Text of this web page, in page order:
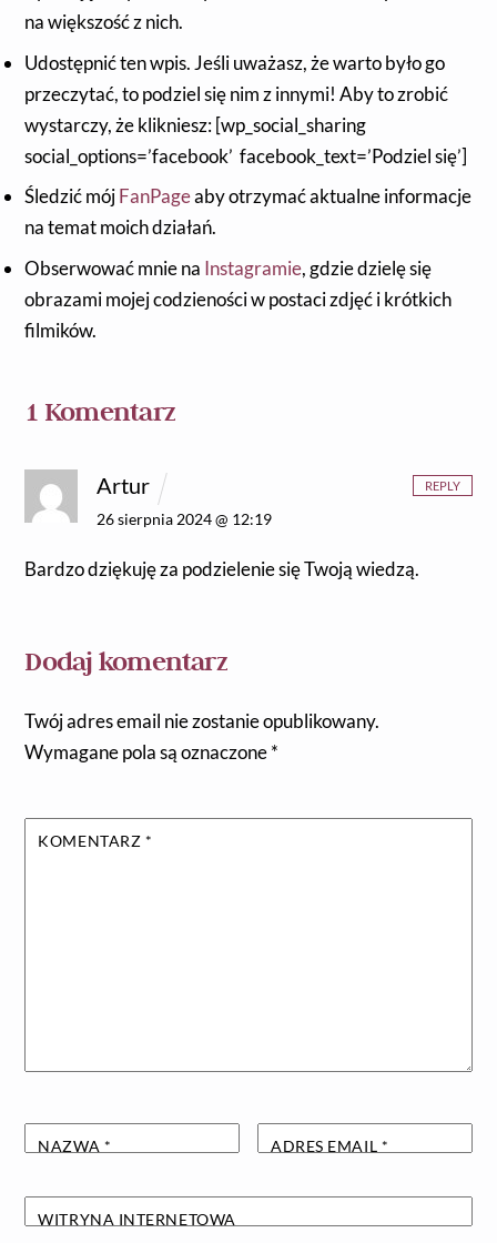
na większość z nich.
Udostępnić ten wpis. Jeśli uważasz, że warto było go
przeczytać, to podziel się nim z innymi! Aby to zrobić
wystarczy, że klikniesz: [wp_social_sharing
social_options=’facebook’ facebook_text=’Podziel się’]
Śledzić mójFanPageaby otrzymać aktualne informacje
na temat moich działań.
Obserwować mnie na Instagramie, gdzie dzielę się
obrazami mojej codzieności w postaci zdjęć i krótkich
filmików.
1 Komentarz
Artur
26 sierpnia 2024 @ 12:19
Bardzo dziękuję za podzielenie się Twoją wiedzą.
REPLY
Dodaj komentarz
Twój adres email nie zostanie opublikowany.
Wymagane pola są oznaczone*
KOMENTARZ *
NAZWA * ADRES EMAIL *
WITRYNA INTERNETOWA